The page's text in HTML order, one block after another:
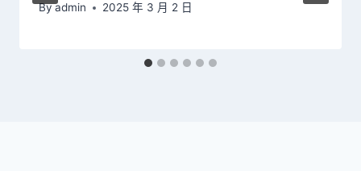
Byadmin 2025 年 3 月 2 日